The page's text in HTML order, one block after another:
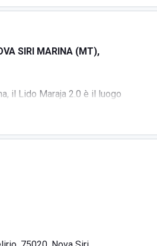
SIRI MARINA (MT),
il Lido Maraja 2.0 è il luogo
unico, tra spiagge ampie e
alle spalle e un mare